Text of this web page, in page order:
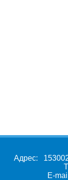
Адрес:
E-